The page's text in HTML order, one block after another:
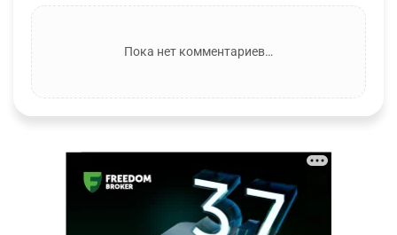
Пока нет комментариев…